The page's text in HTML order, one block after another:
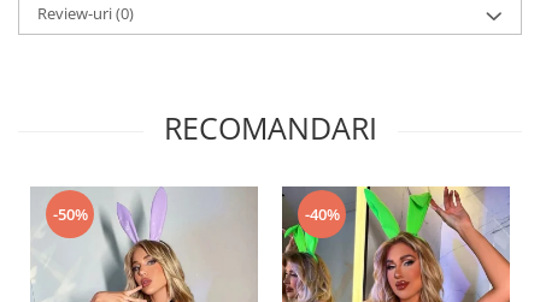
Review-uri(0)
RECOMANDARI
-50% -40%